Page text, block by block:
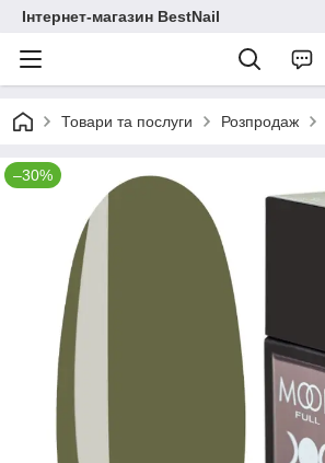
Інтернет-магазин BestNail
Товари та послуги Розпродаж
–30%